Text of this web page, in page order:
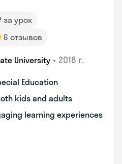
за урок
6 отзывов
University • 2018 г.
Education
kids and adults
learning experiences